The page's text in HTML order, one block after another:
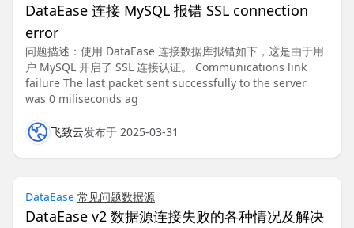
DataEase 连接 MySQL 报错 SSL connection
error
问题描述：使用 DataEase 连接数据库报错如下，这是由于用
户 MySQL 开启了 SSL 连接认证。 Communications link
failure The last packet sent successfully to the server
was 0 miliseconds ag
飞致云发布于 2025-03-31
DataEase 常见问题数据源
DataEase v2 数据源连接失败的各种情况及解决